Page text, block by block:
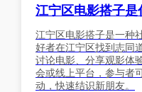
江宁区电影搭子是
江宁区电影搭子是一种
好者在江宁区找到志同
讨论电影、分享观影体
会或线上平台，参与者
动，快速结识新朋友。